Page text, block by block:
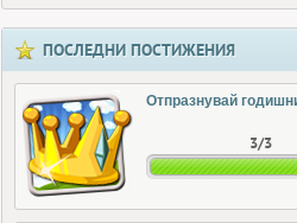
ПОСЛЕДНИ ПОСТИЖЕНИЯ
Отпразнувай
3/3